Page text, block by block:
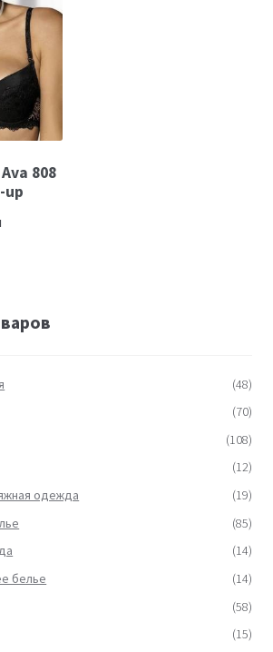
808
up
(48)
(70)
(108)
(12)
одежда
(19)
(85)
(14)
белье
(14)
(58)
(15)